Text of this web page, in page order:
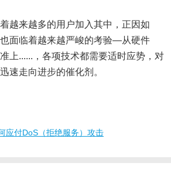
越来越多的用户加入其中，正因如
面临着越来越严峻的考验―从硬件
上......，各项技术都需要适时应势，对
速走向进步的催化剂。
应付DoS（拒绝服务）攻击